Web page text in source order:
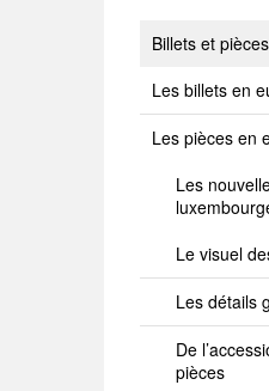
Billets et pièces
Les billets en
Les pièces en
Les
Le visuel
Les détails
De
pièces